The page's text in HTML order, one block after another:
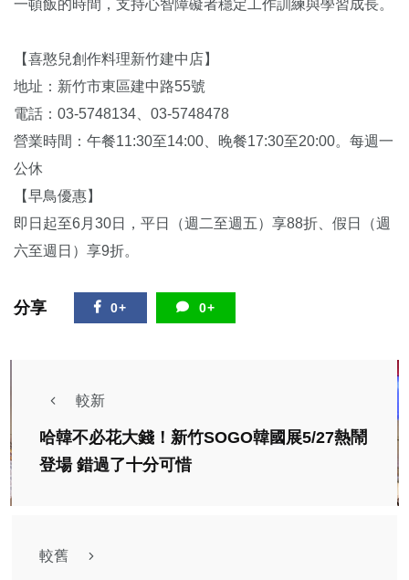
一頓飯的時間，支持心智障礙者穩定工作訓練與學習成長。
【喜憨兒創作料理新竹建中店】
地址：新竹市東區建中路55號
電話：03-5748134、03-5748478
營業時間：午餐11:30至14:00、晚餐17:30至20:00。每週一
公休
【早鳥優惠】
即日起至6月30日，平日（週二至週五）享88折、假日（週
六至週日）享9折。
分享 0+ 0+
較新
哈韓不必花大錢！新竹SOGO韓國展5/27熱鬧
登場 錯過了十分可惜
較舊